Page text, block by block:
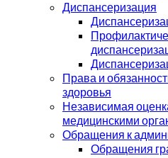
Диспансеризация
Права и
здоровья
Независимая
медицинскими
Обращения к
Обращения